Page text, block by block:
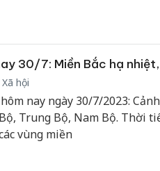
30/7: Miền Bắc hạ
Xã hội
nay ngày 30/7/2023:
Trung Bộ, Nam Bộ. Thời
vùng miền